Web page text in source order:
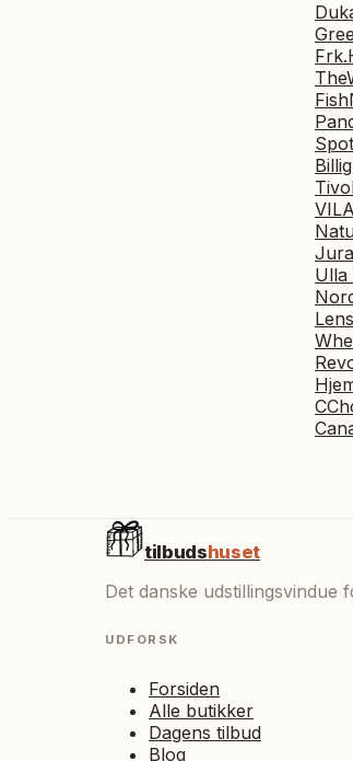
VILA
Ulla
tilbudshuset
Det danske
UDFORSK
Forsiden
Alle butikker
Dagens tilbud
Blog